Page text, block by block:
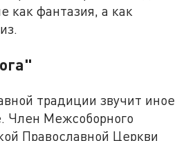
как фантазия, а как
традиции звучит иное
Член Межсоборного
Православной Церкви